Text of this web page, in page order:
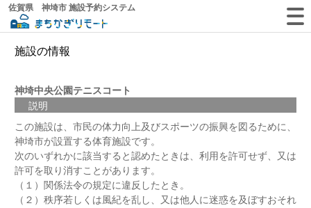
佐賀県 神埼市 施設予約システム
施設の情報
神埼中央公園テニスコート
説明
この施設は、市民の体力向上及びスポーツの振興を図るために、
神埼市が設置する体育施設です。
次のいずれかに該当すると認めたときは、利用を許可せず、又は
許可を取り消すことがあります。
（１）関係法令の規定に違反したとき。
（２）秩序若しくは風紀を乱し、又は他人に迷惑を及ぼすおそれ